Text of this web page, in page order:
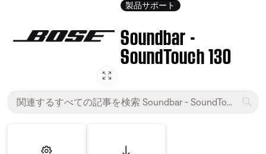
製品サポート
Soundbar -
SoundTouch 130